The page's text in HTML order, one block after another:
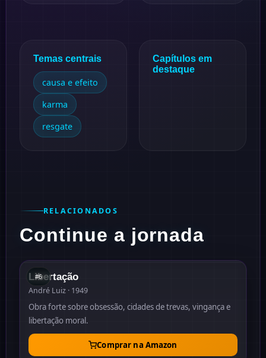
Temas centrais
causa e efeito
karma
resgate
Capítulos em
destaque
RELACIONADOS
Continue a jornada
#6
#6
Libertação
André Luiz · 1949
Obra forte sobre obsessão, cidades de trevas, vingança e
libertação moral.
Comprar na Amazon